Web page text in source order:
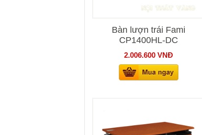
Bàn lượn trái Fami
CP1400HL-DC
2.006.600 VNĐ